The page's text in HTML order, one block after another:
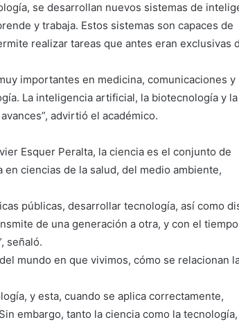
se desarrollan nuevos sistemas de
y trabaja. Estos sistemas son capaces de
realizar tareas que antes eran exclusivas
importantes en medicina, comunicaciones y
La inteligencia artificial, la biotecnología y la
advirtió el académico.
Esquer Peralta, la ciencia es el conjunto de
ciencias de la salud, del medio ambiente,
públicas, desarrollar tecnología, así como
de una generación a otra, y con el tiempo
señaló.
mundo en que vivimos, cómo se relacionan
y esta, cuando se aplica correctamente,
embargo, tanto la ciencia como la